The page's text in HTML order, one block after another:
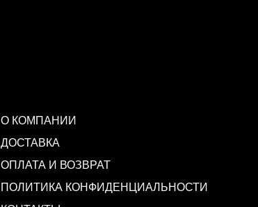
О КОМПАНИИ
ДОСТАВКА
ОПЛАТА И ВОЗВРАТ
ПОЛИТИКА КОНФИДЕНЦИАЛЬНОСТИ